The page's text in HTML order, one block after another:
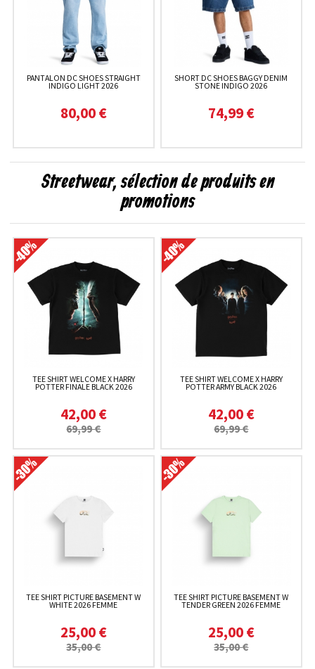
PANTALON DC SHOES STRAIGHT
INDIGO LIGHT 2026
80,00 €
SHORT DC SHOES BAGGY DENIM
STONE INDIGO 2026
74,99 €
Streetwear, sélection de produits en
promotions
TEE SHIRT WELCOME X HARRY
POTTER FINALE BLACK 2026
42,00 €
69,99 €
TEE SHIRT WELCOME X HARRY
POTTER ARMY BLACK 2026
42,00 €
69,99 €
TEE SHIRT PICTURE BASEMENT W
WHITE 2026 FEMME
25,00 €
35,00 €
TEE SHIRT PICTURE BASEMENT W
TENDER GREEN 2026 FEMME
25,00 €
35,00 €